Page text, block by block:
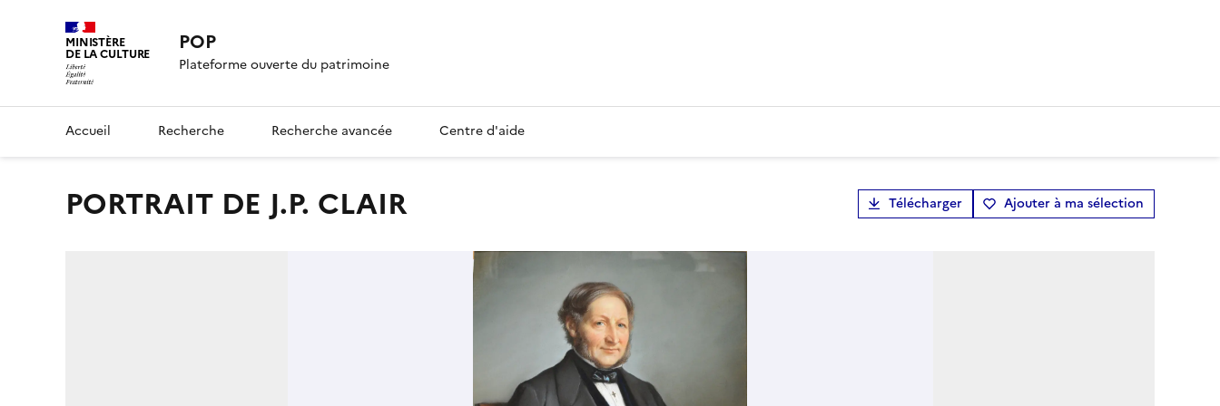
MINISTÈRE
DE LA CULTURE POP
Plateforme ouverte du patrimoine
Accueil Recherche Recherche avancée Centre d'aide
PORTRAIT DE J.P. CLAIR Télécharger Ajouter à ma sélection